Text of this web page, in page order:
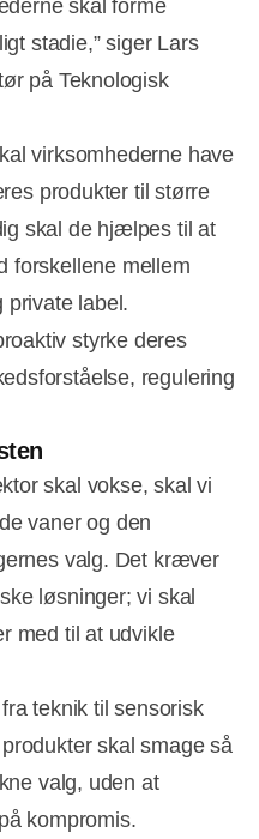
skal forme
stadie,” siger Lars
på Teknologisk
virksomhederne have
produkter til større
skal de hjælpes til at
forskellene mellem
private label.
styrke deres
regulering
skal vokse, skal vi
vaner og den
valg. Det kræver
løsninger; vi skal
med til at udvikle
teknik til sensorisk
skal smage så
valg, uden at
kompromis.